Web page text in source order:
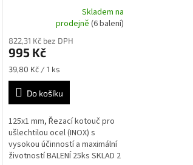
produktu
je
5,0
hvězdiček.
Skladem na
prodejně(6 balení)
822,31 Kč bez DPH
995 Kč
Měrná
cena:
39,80 Kč / 1 ks
Do košíku
125x1 mm, Řezací kotouč pro
ušlechtilou ocel (INOX) s
vysokou účinností a maximální
životností BALENÍ 25ks SKLAD 2